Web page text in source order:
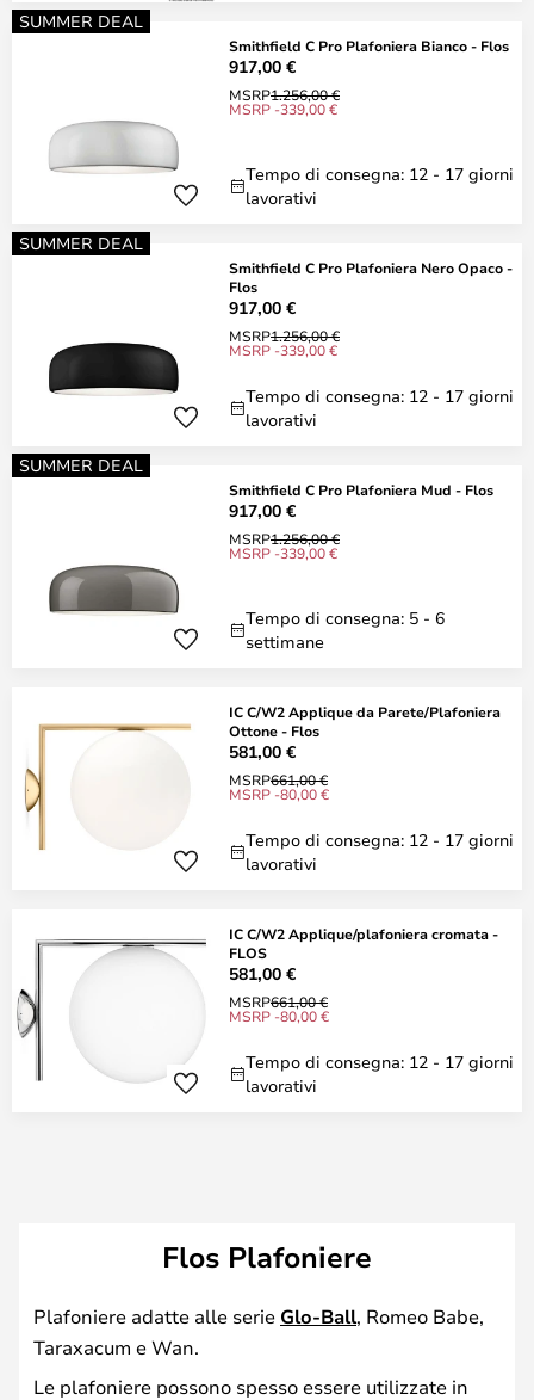
SUMMER DEAL
Smithfield C Pro Plafoniera Bianco - Flos
917,00 €
MSRP1.256,00 €
MSRP -339,00 €
Tempo di consegna: 12 - 17 giorni
lavorativi
SUMMER DEAL
Smithfield C Pro Plafoniera Nero Opaco -
Flos
917,00 €
MSRP1.256,00 €
MSRP -339,00 €
Tempo di consegna: 12 - 17 giorni
lavorativi
SUMMER DEAL
Smithfield C Pro Plafoniera Mud - Flos
917,00 €
MSRP1.256,00 €
MSRP -339,00 €
Tempo di consegna: 5 - 6
settimane
IC C/W2 Applique da Parete/Plafoniera
Ottone - Flos
581,00 €
MSRP661,00 €
MSRP -80,00 €
Tempo di consegna: 12 - 17 giorni
lavorativi
IC C/W2 Applique/plafoniera cromata -
FLOS
581,00 €
MSRP661,00 €
MSRP -80,00 €
Tempo di consegna: 12 - 17 giorni
lavorativi
Flos Plafoniere
Plafoniere adatte alle serie Glo-Ball, Romeo Babe,
Taraxacum e Wan.
Le plafoniere possono spesso essere utilizzate in